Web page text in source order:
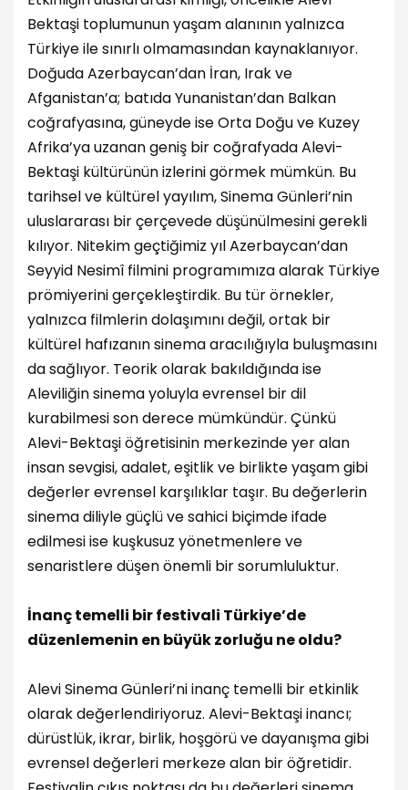
Bektaşi toplumunun yaşam alanının yalnızca
Türkiye ile sınırlı olmamasından kaynaklanıyor.
Doğuda Azerbaycan’dan İran, Irak ve
Afganistan’a; batıda Yunanistan’dan Balkan
coğrafyasına, güneyde ise Orta Doğu ve Kuzey
Afrika’ya uzanan geniş bir coğrafyada Alevi-
Bektaşi kültürünün izlerini görmek mümkün. Bu
tarihsel ve kültürel yayılım, Sinema Günleri’nin
uluslararası bir çerçevede düşünülmesini gerekli
kılıyor. Nitekim geçtiğimiz yıl Azerbaycan’dan
Seyyid Nesimî filmini programımıza alarak Türkiye
prömiyerini gerçekleştirdik. Bu tür örnekler,
yalnızca filmlerin dolaşımını değil, ortak bir
kültürel hafızanın sinema aracılığıyla buluşmasını
da sağlıyor. Teorik olarak bakıldığında ise
Aleviliğin sinema yoluyla evrensel bir dil
kurabilmesi son derece mümkündür. Çünkü
Alevi-Bektaşi öğretisinin merkezinde yer alan
insan sevgisi, adalet, eşitlik ve birlikte yaşam gibi
değerler evrensel karşılıklar taşır. Bu değerlerin
sinema diliyle güçlü ve sahici biçimde ifade
edilmesi ise kuşkusuz yönetmenlere ve
senaristlere düşen önemli bir sorumluluktur.
İnanç temelli bir festivali Türkiye’de
düzenlemenin en büyük zorluğu ne oldu?
Alevi Sinema Günleri’ni inanç temelli bir etkinlik
olarak değerlendiriyoruz. Alevi-Bektaşi inancı;
dürüstlük, ikrar, birlik, hoşgörü ve dayanışma gibi
evrensel değerleri merkeze alan bir öğretidir.